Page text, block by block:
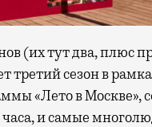
(их тут два, плюс
третий сезон в
«Лето в Москве»,
часа, и самые